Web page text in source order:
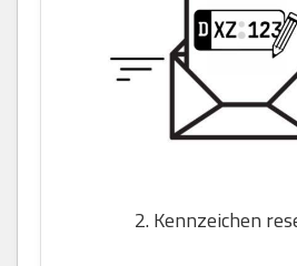
2. Kennzeichen